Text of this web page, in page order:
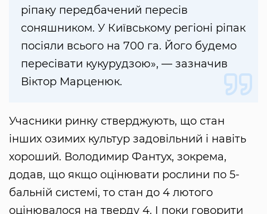
ріпаку передбачений пересів
соняшником. У Київському регіоні ріпак
посіяли всього на 700 га. Його будемо
пересівати кукурудзою», — зазначив
Віктор Марценюк.
Учасники ринку стверджують, що стан
інших озимих культур задовільний і навіть
хороший. Володимир Фантух, зокрема,
додав, що якщо оцінювати рослини по 5-
бальній системі, то стан до 4 лютого
оцінювалося на тверду 4. І поки говорити